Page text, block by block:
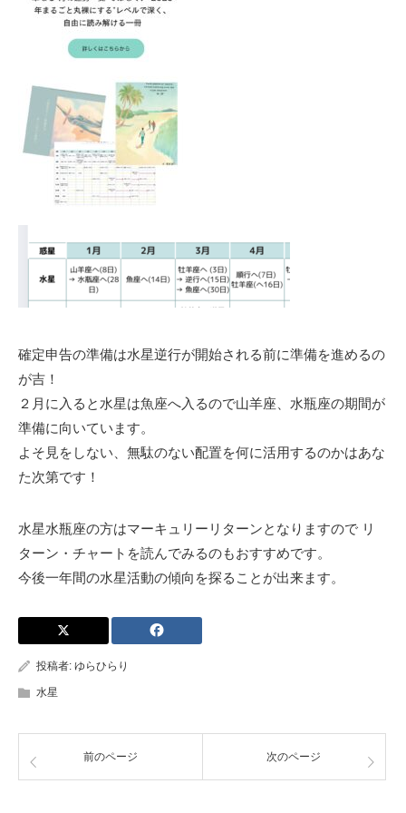
確定申告の準備は水星逆行が開始される前に準備を進めるの
が吉！
２月に入ると水星は魚座へ入るので山羊座、水瓶座の期間が
準備に向いています。
よそ見をしない、無駄のない配置を何に活用するのかはあな
た次第です！
水星水瓶座の方はマーキュリーリターンとなりますので リ
ターン・チャートを読んでみるのもおすすめです。
今後一年間の水星活動の傾向を探ることが出来ます。
投稿者: ゆらひらり
水星
前のページ 次のページ